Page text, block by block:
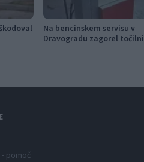
Na bencinskem servisu v
Dravogradu zagorel točilni
pomoč